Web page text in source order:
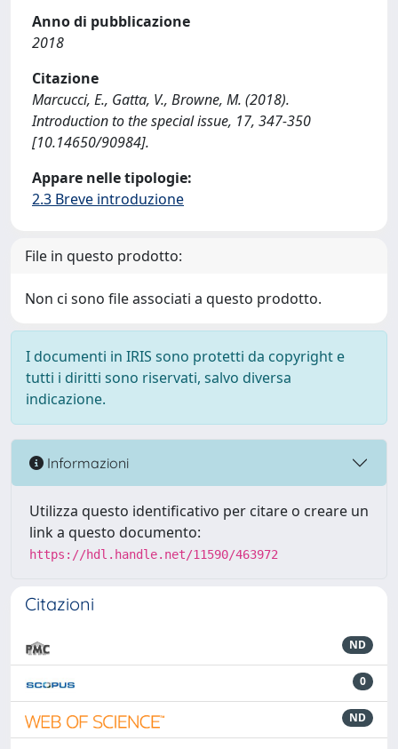
Anno di pubblicazione
2018
Citazione
Marcucci, E., Gatta, V., Browne, M. (2018).
Introduction to the special issue, 17, 347-350
[10.14650/90984].
Appare nelle tipologie:
2.3 Breve introduzione
File in questo prodotto:
Non ci sono file associati a questo prodotto.
I documenti in IRIS sono protetti da copyright e
tutti i diritti sono riservati, salvo diversa
indicazione.
Informazioni
Utilizza questo identificativo per citare o creare un
link a questo documento:
https://hdl.handle.net/11590/463972
Citazioni
ND
0
ND